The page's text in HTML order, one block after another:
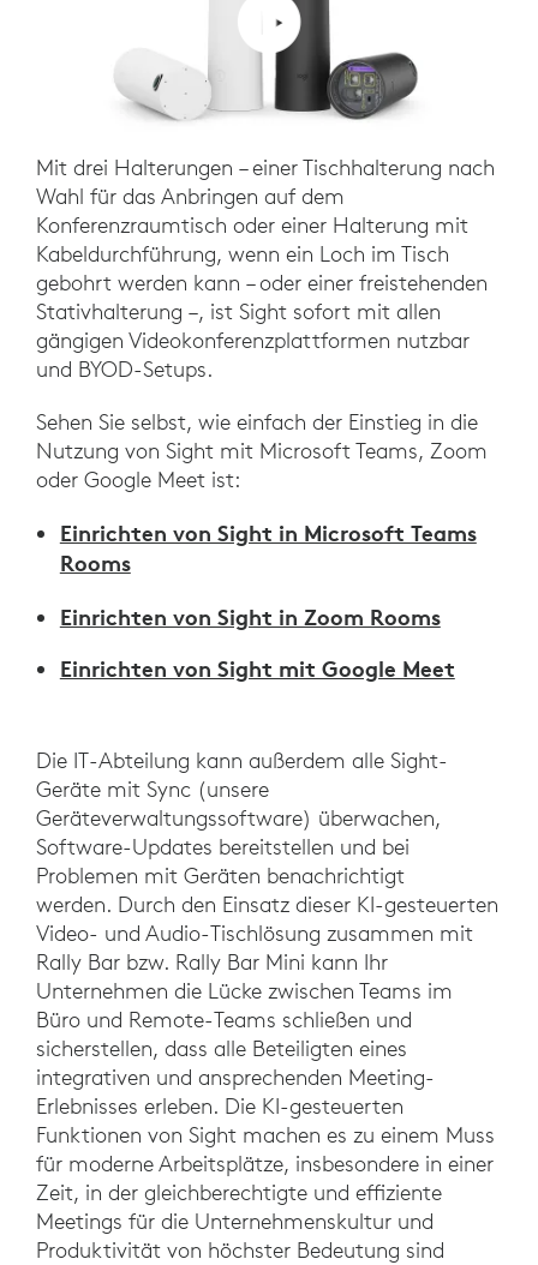
Mit drei Halterungen – einer Tischhalterung nach
Wahl für das Anbringen auf dem
Konferenzraumtisch oder einer Halterung mit
Kabeldurchführung, wenn ein Loch im Tisch
gebohrt werden kann – oder einer freistehenden
Stativhalterung –, ist Sight sofort mit allen
gängigen Videokonferenzplattformen nutzbar
und BYOD-Setups.
Sehen Sie selbst, wie einfach der Einstieg in die
Nutzung von Sight mit Microsoft Teams, Zoom
oder Google Meet ist:
Einrichten von Sight in Microsoft Teams
Rooms
Einrichten von Sight in Zoom Rooms
Einrichten von Sight mit Google Meet
Die IT-Abteilung kann außerdem alle Sight-
Geräte mit Sync (unsere
Geräteverwaltungssoftware) überwachen,
Software-Updates bereitstellen und bei
Problemen mit Geräten benachrichtigt
werden. Durch den Einsatz dieser KI-gesteuerten
Video- und Audio-Tischlösung zusammen mit
Rally Bar bzw. Rally Bar Mini kann Ihr
Unternehmen die Lücke zwischen Teams im
Büro und Remote-Teams schließen und
sicherstellen, dass alle Beteiligten eines
integrativen und ansprechenden Meeting-
Erlebnisses erleben. Die KI-gesteuerten
Funktionen von Sight machen es zu einem Muss
für moderne Arbeitsplätze, insbesondere in einer
Zeit, in der gleichberechtigte und effiziente
Meetings für die Unternehmenskultur und
Produktivität von höchster Bedeutung sind